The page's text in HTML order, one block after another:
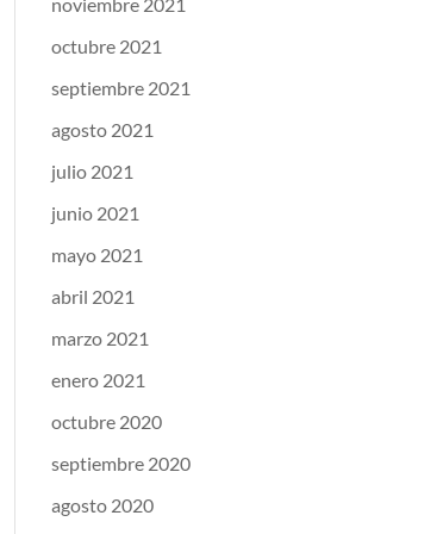
octubre 2021
septiembre 2021
agosto 2021
julio 2021
junio 2021
mayo 2021
abril 2021
marzo 2021
enero 2021
octubre 2020
septiembre 2020
agosto 2020